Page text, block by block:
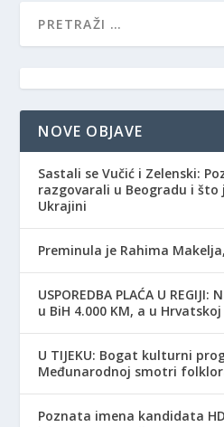
NOVE OBJAVE
Sastali se Vučić i Zelenski:
razgovarali u Beogradu i što
Ukrajini
Preminula je Rahima
USPOREDBA PLAĆA U
u BiH 4.000 KM, a u
​U TIJEKU: Bogat kulturni
Međunarodnoj smotri
Poznata imena kandidata